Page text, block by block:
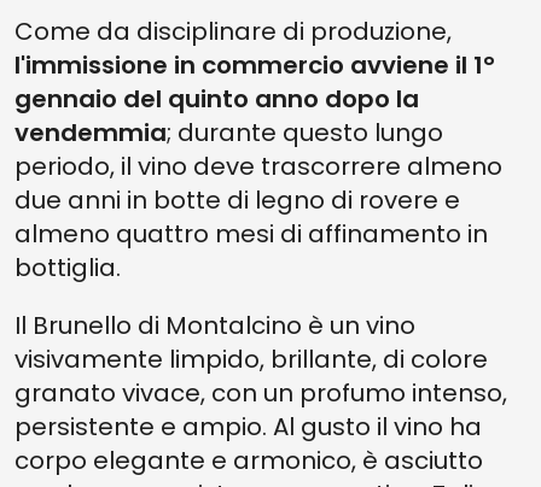
Come da disciplinare di produzione,
l'immissione in commercio avviene il 1°
gennaio del quinto anno dopo la
vendemmia; durante questo lungo
periodo, il vino deve trascorrere almeno
due anni in botte di legno di rovere e
almeno quattro mesi di affinamento in
bottiglia.
Il Brunello di Montalcino è un vino
visivamente limpido, brillante, di colore
granato vivace, con un profumo intenso,
persistente e ampio. Al gusto il vino ha
corpo elegante e armonico, è asciutto